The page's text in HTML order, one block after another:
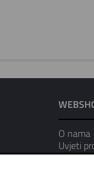
O nama
Uvjeti
Osobni